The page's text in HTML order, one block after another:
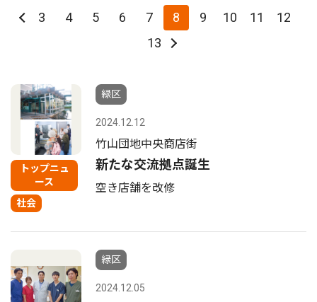
3 4 5 6 7 8 9 10 11
12
13
トップニュ
ース
社会
緑区
2024.12.12
竹山団地中央商店街
新たな交流拠点誕生
空き店舗を改修
緑区
2024.12.05